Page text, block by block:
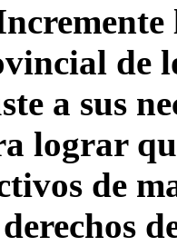
de
a sus
lograr
de